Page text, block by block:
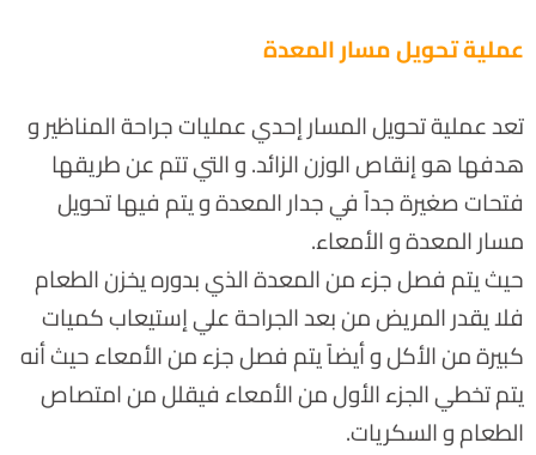
عملية تحويل مسار المعدة
تعد عملية تحويل المسار إحدي عمليات جراحة المناظير و
هدفها هو إنقاص الوزن الزائد. و التي تتم عن طريقها
فتحات صغيرة جداً في جدار المعدة و يتم فيها تحويل
مسار المعدة و الأمعاء.
حيث يتم فصل جزء من المعدة الذي بدوره يخزن الطعام
فلا يقدر المريض من بعد الجراحة علي إستيعاب كميات
كبيرة من الأكل و أيضاً يتم فصل جزء من الأمعاء حيث أنه
يتم تخطي الجزء الأول من الأمعاء فيقلل من امتصاص
الطعام و السكريات.